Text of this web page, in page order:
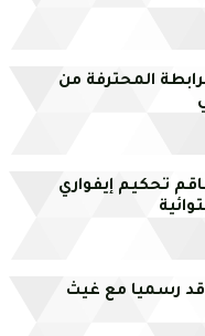
المحترفة من
تحكيم إيفواري
رسميا مع غيث